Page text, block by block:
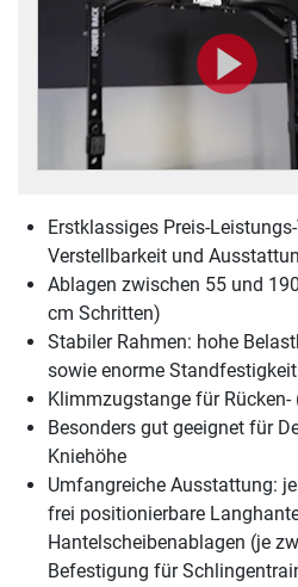
Erstklassiges Preis-
Verstellbarkeit und
Ablagen zwischen 55 und
cm Schritten)
Stabiler Rahmen: hohe
sowie enorme Standfestigkeit
Klimmzugstange für Rücken-
Besonders gut geeignet für
Kniehöhe
Umfangreiche Ausstattung:
frei positionierbare
Hantelscheibenablagen (je
Befestigung für